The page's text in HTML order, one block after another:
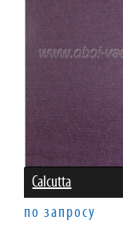
Calcutta
по запросу